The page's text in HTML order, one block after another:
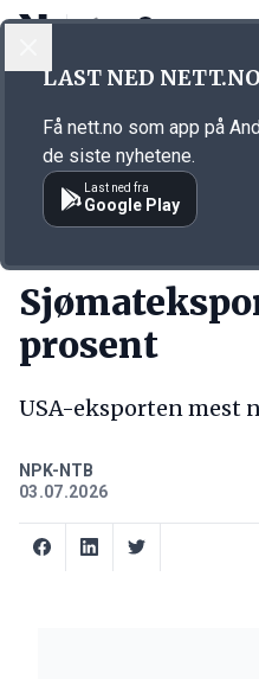
Annonsørinnhold
prosent
USA-eksporten mest
NPK-NTB
03.07.2026
LAST NED
Få nett.no som app på
de siste nyhetene.
Last ned fra
Google Play